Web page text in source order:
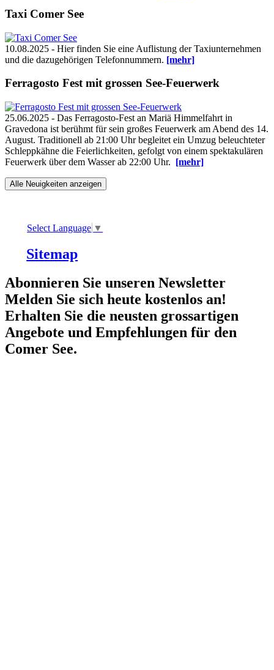
Taxi Comer See
10.08.2025 - Hier finden Sie eine Auflistung der Taxiunternehmen
und die dazugehörigen Telefonnummern. [mehr]
Ferragosto Fest mit grossen See-Feuerwerk
25.06.2025 - Das Ferragosto-Fest an Mariä Himmelfahrt in
Gravedona ist berühmt für sein großes Feuerwerk am Abend des 14.
August. Traditionell ab 21:00 Uhr begleitet ein Umzug beleuchteter
Schleppkähne die Feierlichkeiten, gefolgt von einem spektakulären
Feuerwerk über dem Wasser ab 22:00 Uhr. [mehr]
Alle Neuigkeiten anzeigen
Select Language ▼
Sitemap
Abonnieren Sie unseren Newsletter
Melden Sie sich heute kostenlos an!
Erhalten Sie die neusten grossartigen
Angebote und Empfehlungen für den
Comer See.